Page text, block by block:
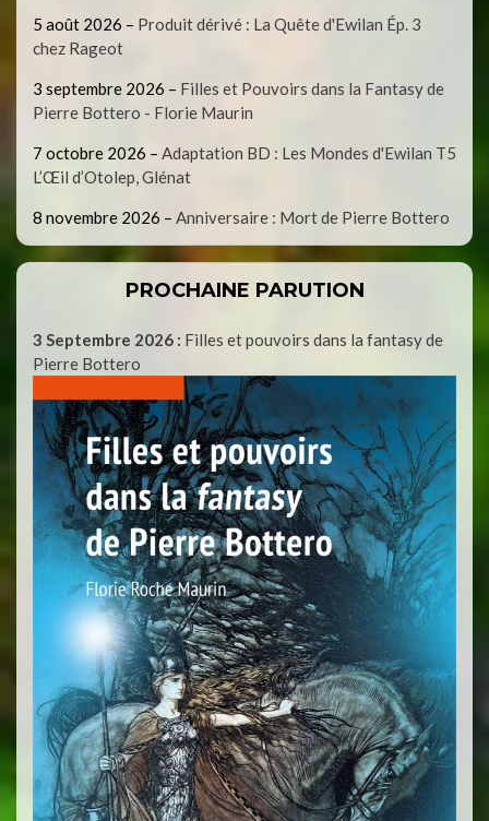
5 août 2026 – Produit dérivé : La Quête d'Ewilan Ép. 3
chez Rageot
3 septembre 2026 – Filles et Pouvoirs dans la Fantasy de
Pierre Bottero - Florie Maurin
7 octobre 2026 – Adaptation BD : Les Mondes d'Ewilan T5
L’Œil d’Otolep, Glénat
8 novembre 2026 – Anniversaire : Mort de Pierre Bottero
PROCHAINE PARUTION
3 Septembre 2026 : Filles et pouvoirs dans la fantasy de
Pierre Bottero